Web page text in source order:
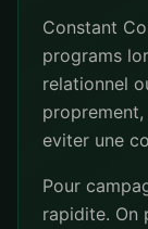
Constant
programs
relationnel
eviter une
Pour
rapidite. On